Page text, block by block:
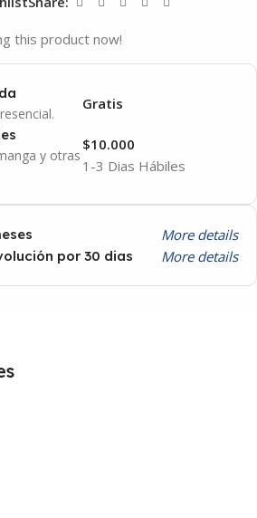
this product now!
Gratis
y otras
1-3 Dias Hábiles
$10.000
More details
por 30 dias More details